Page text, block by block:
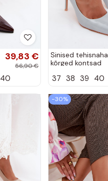
39,83 €
56,90 €
40
Sinised tehisnaha
kõrged kontsad
Tropessa
37 38 39 40
−30%